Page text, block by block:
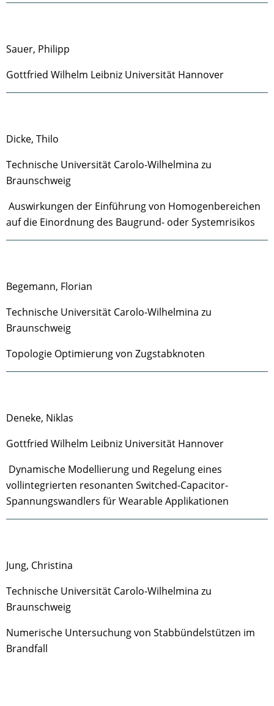
Sauer, Philipp
Gottfried Wilhelm Leibniz Universität Hannover
Dicke, Thilo
Technische Universität Carolo-Wilhelmina zu
Braunschweig
Auswirkungen der Einführung von Homogenbereichen
auf die Einordnung des Baugrund- oder Systemrisikos
Begemann, Florian
Technische Universität Carolo-Wilhelmina zu
Braunschweig
Topologie Optimierung von Zugstabknoten
Deneke, Niklas
Gottfried Wilhelm Leibniz Universität Hannover
Dynamische Modellierung und Regelung eines
vollintegrierten resonanten Switched-Capacitor-
Spannungswandlers für Wearable Applikationen
Jung, Christina
Technische Universität Carolo-Wilhelmina zu
Braunschweig
Numerische Untersuchung von Stabbündelstützen im
Brandfall